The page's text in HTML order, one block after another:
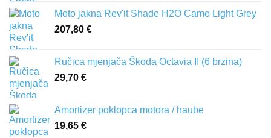
Moto jakna Rev'it Shade H2O Camo Light Grey
207,80 €
Ručica mjenjača Škoda Octavia II (6 brzina)
29,70 €
Amortizer poklopca motora / haube
19,65 €